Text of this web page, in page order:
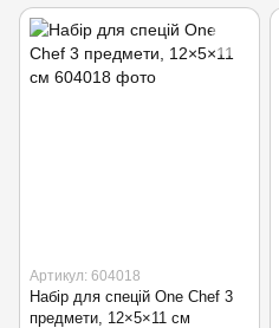
Артикул: 604018
Набір для спецій One Chef 3
предмети, 12×5×11 см